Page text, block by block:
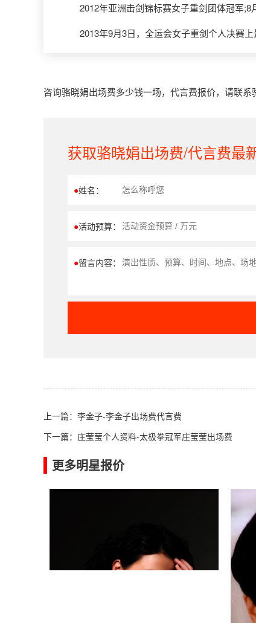
2012年亚洲击剑锦标赛女子重剑团体冠军;8
2013年9月3日，全运会女子重剑个人决赛上
咨询骆晓娟出场费多少钱一场，代言费报价，请联
获取骆晓娟出场费/代言费最
●姓名：
●活动预算：
●留言内容：
上一篇： 李金子-李金子出场费代言费
下一篇： 庄莹莹个人资料-太极拳冠军庄莹莹出场费
更多明星报价